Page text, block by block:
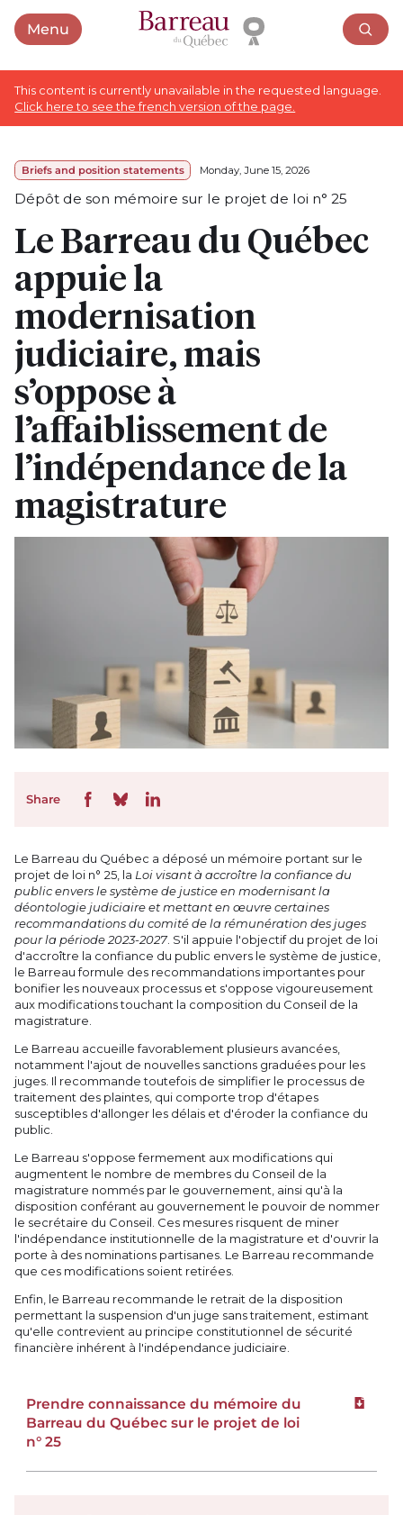
MenuOpen menu
This content is currently unavailable in the requested language.
Click here to see the french version of the page.
Briefs and position statements Monday, June 15, 2026
Dépôt de son mémoire sur le projet de loi n° 25
Le Barreau du Québec
appuie la
modernisation
judiciaire, mais
s’oppose à
l’affaiblissement de
l’indépendance de la
magistrature
Share
Le Barreau du Québec a déposé un mémoire portant sur le
projet de loi n° 25, la Loi visant à accroître la confiance du
public envers le système de justice en modernisant la
déontologie judiciaire et mettant en œuvre certaines
recommandations du comité de la rémunération des juges
pour la période 2023-2027. S'il appuie l'objectif du projet de loi
d'accroître la confiance du public envers le système de justice,
le Barreau formule des recommandations importantes pour
bonifier les nouveaux processus et s'oppose vigoureusement
aux modifications touchant la composition du Conseil de la
magistrature.
Le Barreau accueille favorablement plusieurs avancées,
notamment l'ajout de nouvelles sanctions graduées pour les
juges. Il recommande toutefois de simplifier le processus de
traitement des plaintes, qui comporte trop d'étapes
susceptibles d'allonger les délais et d'éroder la confiance du
public.
Le Barreau s'oppose fermement aux modifications qui
augmentent le nombre de membres du Conseil de la
magistrature nommés par le gouvernement, ainsi qu'à la
disposition conférant au gouvernement le pouvoir de nommer
le secrétaire du Conseil. Ces mesures risquent de miner
l'indépendance institutionnelle de la magistrature et d'ouvrir la
porte à des nominations partisanes. Le Barreau recommande
que ces modifications soient retirées.
Enfin, le Barreau recommande le retrait de la disposition
permettant la suspension d'un juge sans traitement, estimant
qu'elle contrevient au principe constitutionnel de sécurité
financière inhérent à l'indépendance judiciaire.
Prendre connaissance du mémoire du
Barreau du Québec sur le projet de loi
n° 25